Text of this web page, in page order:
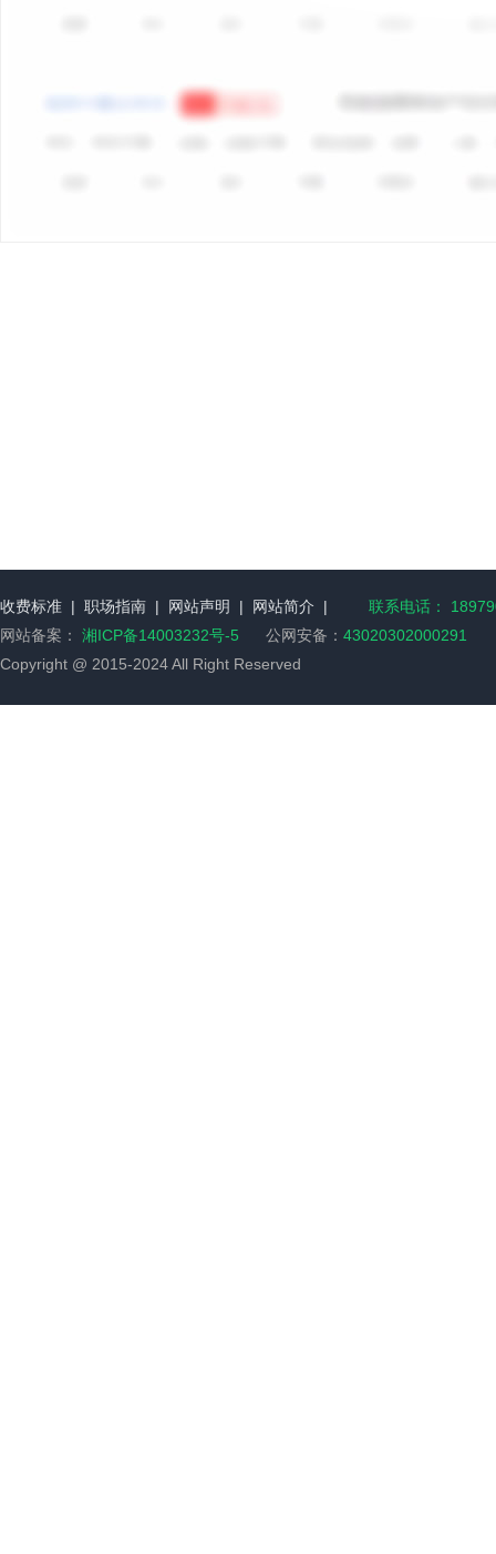
收费标准 | 职场指南 | 网站声明 | 网站简介 |
联系电话：
网站备案： 湘ICP备14003232号-5 公网安备： 43020302000291
Copyright @ 2015-2024 All Right Reserved